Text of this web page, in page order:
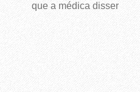
que a médica disser